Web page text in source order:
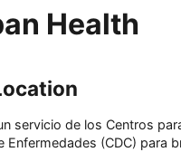
Health
servicio de los Centros
Enfermedades (CDC) para